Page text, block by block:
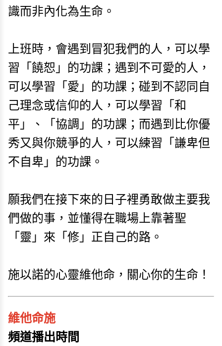
識而非內化為生命。
上班時，會遇到冒犯我們的人，可以學
習「饒恕」的功課；遇到不可愛的人，
可以學習「愛」的功課；碰到不認同自
己理念或信仰的人，可以學習「和
平」、「協調」的功課；而遇到比你優
秀又與你競爭的人，可以練習「謙卑但
不自卑」的功課。
願我們在接下來的日子裡勇敢做主要我
們做的事，並懂得在職場上靠著聖
「靈」來「修」正自己的路。
施以諾的心靈維他命，關心你的生命！
維他命施
頻道播出時間